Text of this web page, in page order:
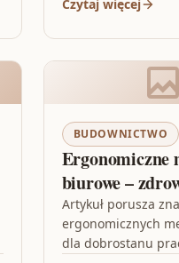
dużej mierze od
Czytaj więcej
BUDOWNICTWO
Ergonomiczne
biurowe –
pracowników
pierwszym
Artykuł porusza
ergonomicznych
dla dobrostanu